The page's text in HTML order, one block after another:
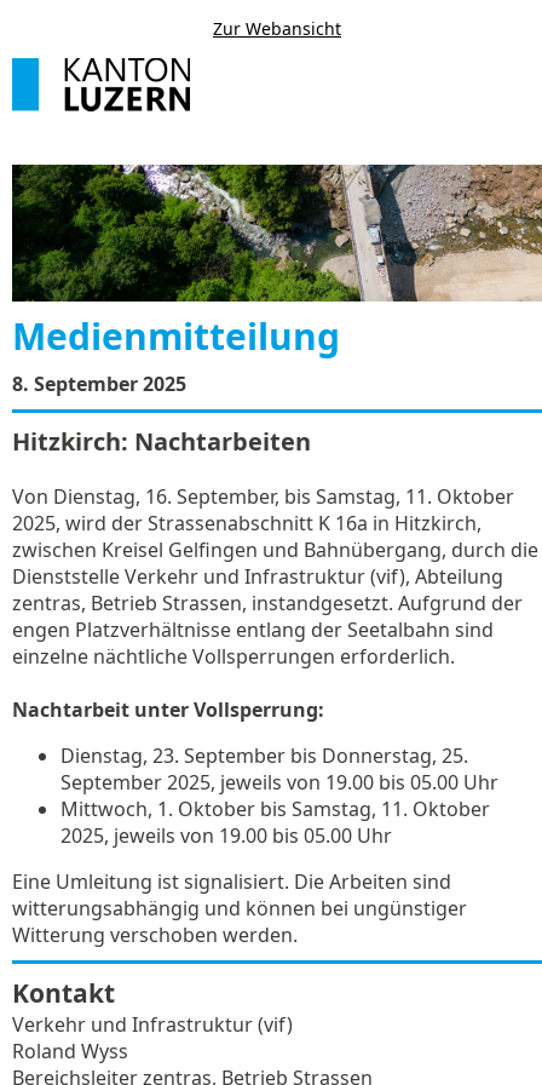
Zur Webansicht
Medienmitteilung
8. September 2025
Hitzkirch: Nachtarbeiten
Von Dienstag, 16. September, bis Samstag, 11. Oktober
2025, wird der Strassenabschnitt K 16a in Hitzkirch,
zwischen Kreisel Gelfingen und Bahnübergang, durch die
Dienststelle Verkehr und Infrastruktur (vif), Abteilung
zentras, Betrieb Strassen, instandgesetzt. Aufgrund der
engen Platzverhältnisse entlang der Seetalbahn sind
einzelne nächtliche Vollsperrungen erforderlich.
Nachtarbeit unter Vollsperrung:
Dienstag, 23. September bis Donnerstag, 25.
September 2025, jeweils von 19.00 bis 05.00 Uhr
Mittwoch, 1. Oktober bis Samstag, 11. Oktober
2025, jeweils von 19.00 bis 05.00 Uhr
Eine Umleitung ist signalisiert. Die Arbeiten sind
witterungsabhängig und können bei ungünstiger
Witterung verschoben werden.
Kontakt
Verkehr und Infrastruktur (vif)
Roland Wyss
Bereichsleiter zentras, Betrieb Strassen